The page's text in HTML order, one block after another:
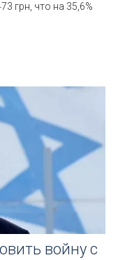
грн, что на 35,6%
войну с